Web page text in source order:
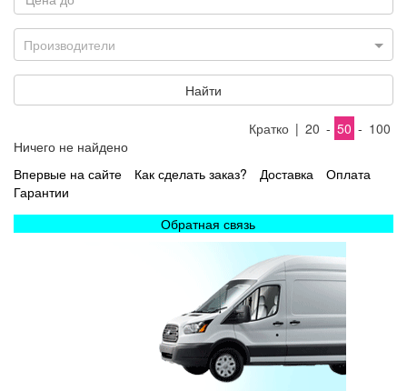
Производители
Найти
Кратко | 20 - 50 - 100
Ничего не найдено
Впервые на сайте
Как сделать заказ? Доставка
Оплата
Гарантии
Обратная связь